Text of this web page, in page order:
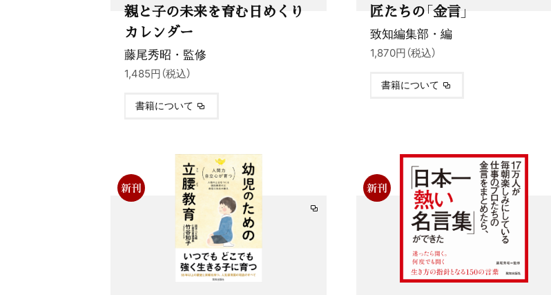
親と子の未来を育む日めくり
カレンダー
藤尾秀昭・監修
1,485円（税込）
書籍について
匠たちの「金言」
致知編集部・編
1,870円（税込）
書籍について